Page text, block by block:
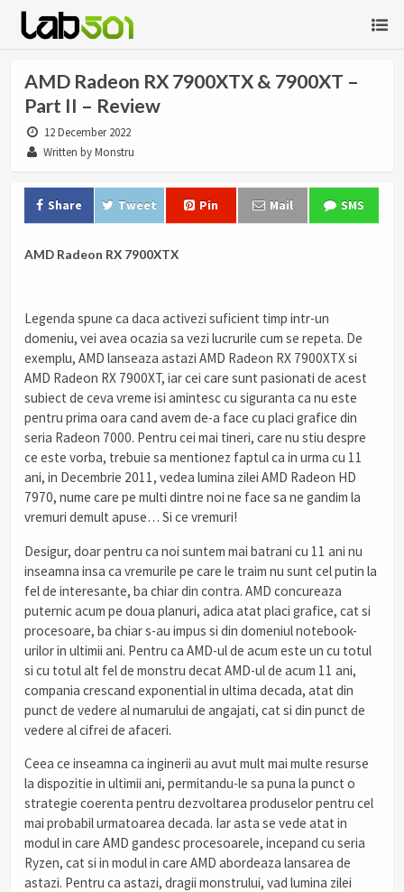
AMD Radeon RX 7900XTX & 7900XT –
Part II – Review
12 December 2022
Written by Monstru
Share Tweet Pin Mail SMS
AMD Radeon RX 7900XTX
Legenda spune ca daca activezi suficient timp intr-un
domeniu, vei avea ocazia sa vezi lucrurile cum se repeta. De
exemplu, AMD lanseaza astazi AMD Radeon RX 7900XTX si
AMD Radeon RX 7900XT, iar cei care sunt pasionati de acest
subiect de ceva vreme isi amintesc cu siguranta ca nu este
pentru prima oara cand avem de-a face cu placi grafice din
seria Radeon 7000. Pentru cei mai tineri, care nu stiu despre
ce este vorba, trebuie sa mentionez faptul ca in urma cu 11
ani, in Decembrie 2011, vedea lumina zilei AMD Radeon HD
7970, nume care pe multi dintre noi ne face sa ne gandim la
vremuri demult apuse… Si ce vremuri!
Desigur, doar pentru ca noi suntem mai batrani cu 11 ani nu
inseamna insa ca vremurile pe care le traim nu sunt cel putin la
fel de interesante, ba chiar din contra. AMD concureaza
puternic acum pe doua planuri, adica atat placi grafice, cat si
procesoare, ba chiar s-au impus si din domeniul notebook-
urilor in ultimii ani. Pentru ca AMD-ul de acum este un cu totul
si cu totul alt fel de monstru decat AMD-ul de acum 11 ani,
compania crescand exponential in ultima decada, atat din
punct de vedere al numarului de angajati, cat si din punct de
vedere al cifrei de afaceri.
Ceea ce inseamna ca inginerii au avut mult mai multe resurse
la dispozitie in ultimii ani, permitandu-le sa puna la punct o
strategie coerenta pentru dezvoltarea produselor pentru cel
mai probabil urmatoarea decada. Iar asta se vede atat in
modul in care AMD gandesc procesoarele, incepand cu seria
Ryzen, cat si in modul in care AMD abordeaza lansarea de
astazi. Pentru ca astazi, dragii monstrului, vad lumina zilei